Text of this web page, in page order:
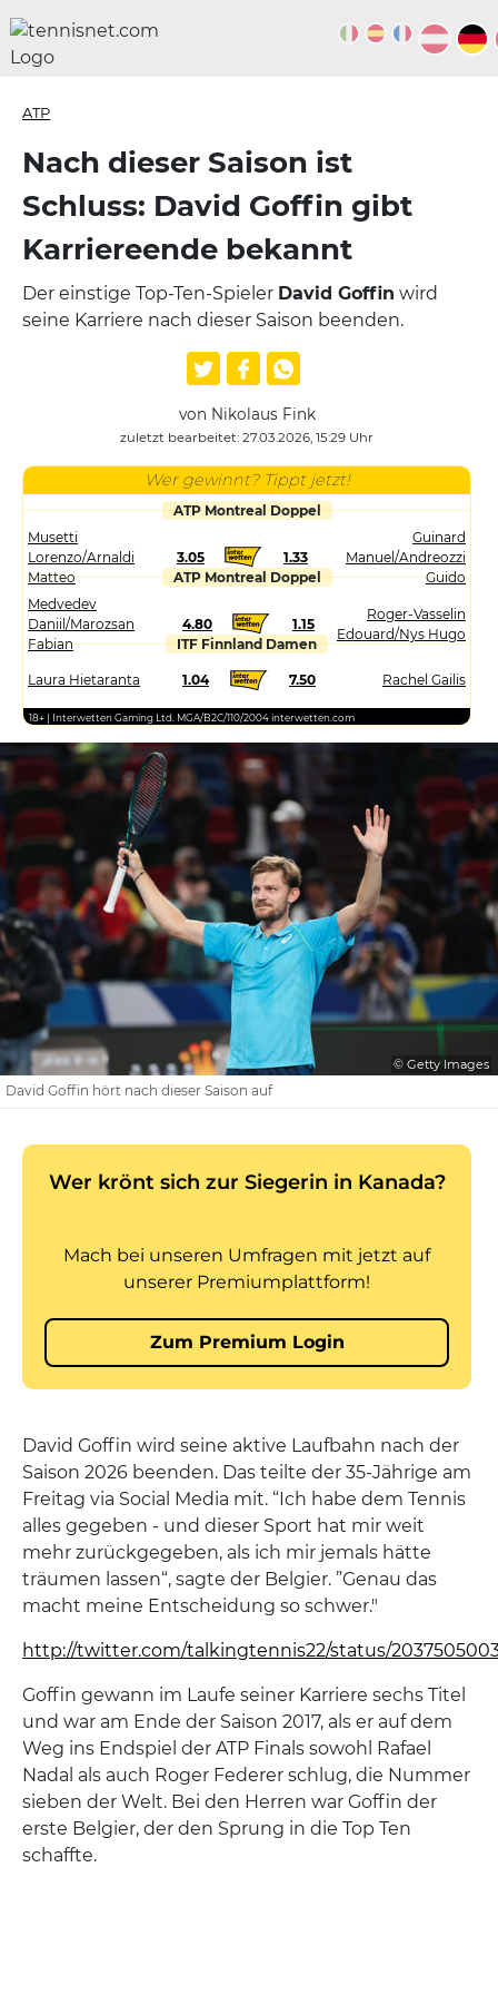
ATP
Nach dieser Saison ist
Schluss: David Goffin gibt
Karriereende bekannt
Der einstige Top-Ten-Spieler David Goffin wird
seine Karriere nach dieser Saison beenden.
von Nikolaus Fink
zuletzt bearbeitet: 27.03.2026, 15:29 Uhr
Wer gewinnt? Tippt jetzt!
ATP Montreal Doppel
Musetti
Lorenzo/Arnaldi
Matteo
3.05 1.33
Guinard
Manuel/Andreozzi
Guido
ATP Montreal Doppel
Medvedev
Daniil/Marozsan
Fabian
4.80 1.15
Roger-Vasselin
Edouard/Nys Hugo
ITF Finnland Damen
Laura Hietaranta 1.04 7.50 Rachel Gailis
18+ | Interwetten Gaming Ltd. MGA/B2C/110/2004 interwetten.com
© Getty Images
David Goffin hört nach dieser Saison auf
David Goffin wird seine aktive Laufbahn nach der
Saison 2026 beenden. Das teilte der 35-Jährige am
Freitag via Social Media mit. “Ich habe dem Tennis
alles gegeben - und dieser Sport hat mir weit
mehr zurückgegeben, als ich mir jemals hätte
träumen lassen“, sagte der Belgier. ”Genau das
macht meine Entscheidung so schwer."
http://twitter.com/talkingtennis22/status/
Goffin gewann im Laufe seiner Karriere sechs Titel
und war am Ende der Saison 2017, als er auf dem
Weg ins Endspiel der ATP Finals sowohl Rafael
Nadal als auch Roger Federer schlug, die Nummer
sieben der Welt. Bei den Herren war Goffin der
erste Belgier, der den Sprung in die Top Ten
schaffte.